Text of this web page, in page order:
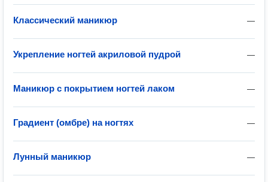
—
Классический маникюр
—
Укрепление ногтей акриловой пудрой
—
Маникюр с покрытием ногтей лаком
—
Градиент (омбре) на ногтях
—
Лунный маникюр